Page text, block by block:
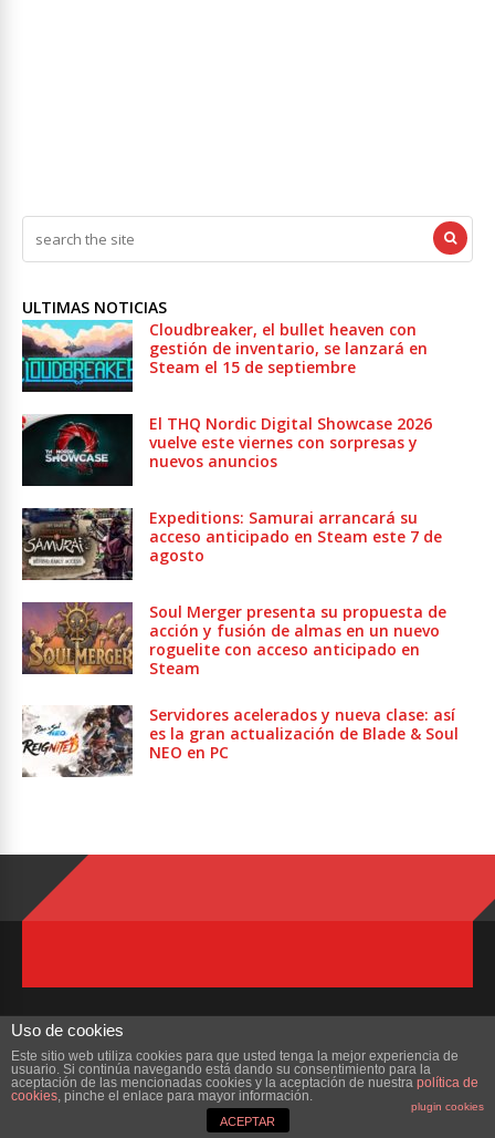
ULTIMAS NOTICIAS
Cloudbreaker, el bullet heaven con
gestión de inventario, se lanzará en
Steam el 15 de septiembre
El THQ Nordic Digital Showcase 2026
vuelve este viernes con sorpresas y
nuevos anuncios
Expeditions: Samurai arrancará su
acceso anticipado en Steam este 7 de
agosto
Soul Merger presenta su propuesta de
acción y fusión de almas en un nuevo
roguelite con acceso anticipado en
Steam
Servidores acelerados y nueva clase: así
es la gran actualización de Blade & Soul
NEO en PC
Copyright © 2023 ZonaMMORPG.com. Todos los derechos reservados
¿Quienes Somos? Colabora Contacto
Uso de cookies
Este sitio web utiliza cookies para que usted tenga la mejor experiencia de
usuario. Si continúa navegando está dando su consentimiento para la
aceptación de las mencionadas cookies y la aceptación de nuestra política de
cookies, pinche el enlace para mayor información.
plugin cookies
ACEPTAR